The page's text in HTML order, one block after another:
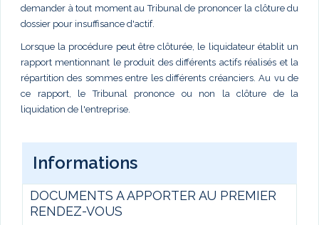
demander à tout moment au Tribunal de prononcer la clôture du
dossier pour insuffisance d'actif.
Lorsque la procédure peut être clôturée, le liquidateur établit un
rapport mentionnant le produit des différents actifs réalisés et la
répartition des sommes entre les différents créanciers. Au vu de
ce rapport, le Tribunal prononce ou non la clôture de la
liquidation de l'entreprise.
Informations
DOCUMENTS A APPORTER AU PREMIER
RENDEZ-VOUS